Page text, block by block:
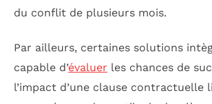
du conflit de plusieurs mois.
Par ailleurs, certaines solutions
capable d’évaluer les chances de
l’impact d’une clause contractuelle